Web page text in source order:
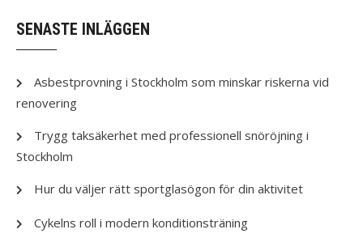
SENASTE INLÄGGEN
Asbestprovning i Stockholm som minskar riskerna vid
renovering
Trygg taksäkerhet med professionell snöröjning i
Stockholm
Hur du väljer rätt sportglasögon för din aktivitet
Cykelns roll i modern konditionsträning